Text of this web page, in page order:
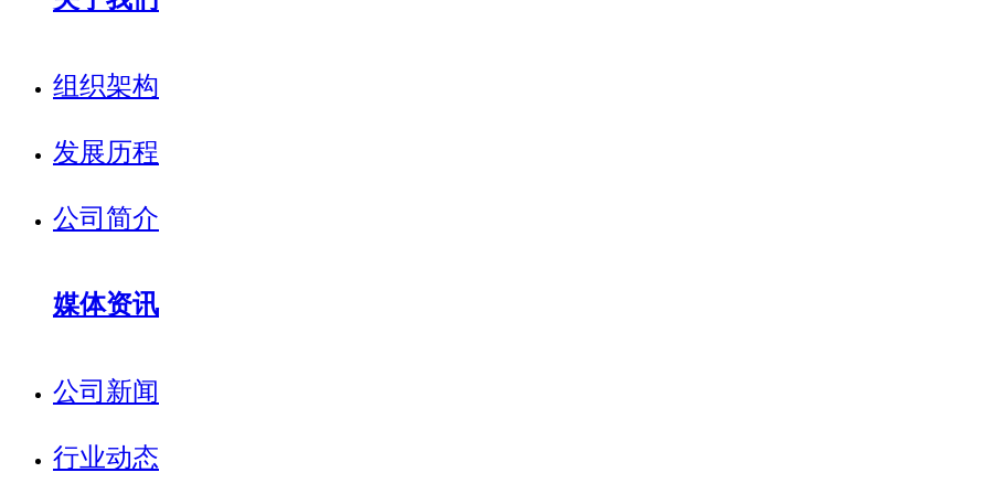
组织架构
发展历程
公司简介
媒体资讯
公司新闻
行业动态